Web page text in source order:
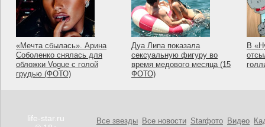
«Мечта сбылась». Арина
Соболенко снялась для
обложки Vogue с голой
грудью (ФОТО)
Дуа Липа показала
сексуальную фигуру во
время медового месяца (15
ФОТО)
В
life-star.ru
Все звезды Все новости Starфото Видео